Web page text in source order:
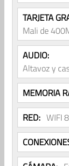
TARJETA
Mali de
AUDIO:
Altavoz y
MEMORIA
RED: WIFI